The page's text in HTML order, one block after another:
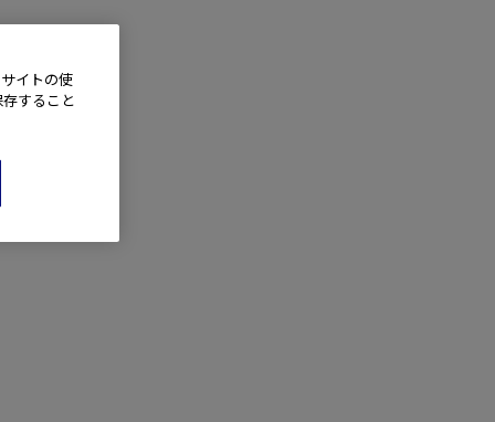
イトの使
すること